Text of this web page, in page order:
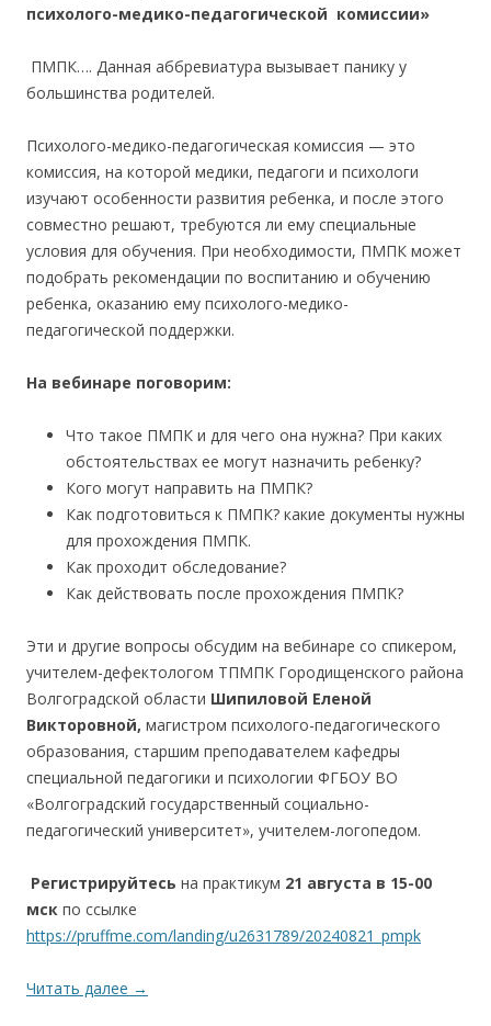
психолого-медико-педагогической комиссии»
ПМПК…. Данная аббревиатура вызывает панику у
большинства родителей.
Психолого-медико-педагогическая комиссия — это
комиссия, на которой медики, педагоги и психологи
изучают особенности развития ребенка, и после этого
совместно решают, требуются ли ему специальные
условия для обучения. При необходимости, ПМПК может
подобрать рекомендации по воспитанию и обучению
ребенка, оказанию ему психолого-медико-
педагогической поддержки.
На вебинаре поговорим:
Что такое ПМПК и для чего она нужна? При каких
обстоятельствах ее могут назначить ребенку?
Кого могут направить на ПМПК?
Как подготовиться к ПМПК? какие документы нужны
для прохождения ПМПК.
Как проходит обследование?
Как действовать после прохождения ПМПК?
Эти и другие вопросы обсудим на вебинаре со спикером,
учителем-дефектологом ТПМПК Городищенского района
Волгоградской области Шипиловой Еленой
Викторовной, магистром психолого-педагогического
образования, старшим преподавателем кафедры
специальной педагогики и психологии ФГБОУ ВО
«Волгоградский государственный социально-
педагогический университет», учителем-логопедом.
Регистрируйтесь на практикум 21 августа в 15-00
мск по ссылке
https://pruffme.com/landing/u2631789/20240821_pmpk
Читать далее →